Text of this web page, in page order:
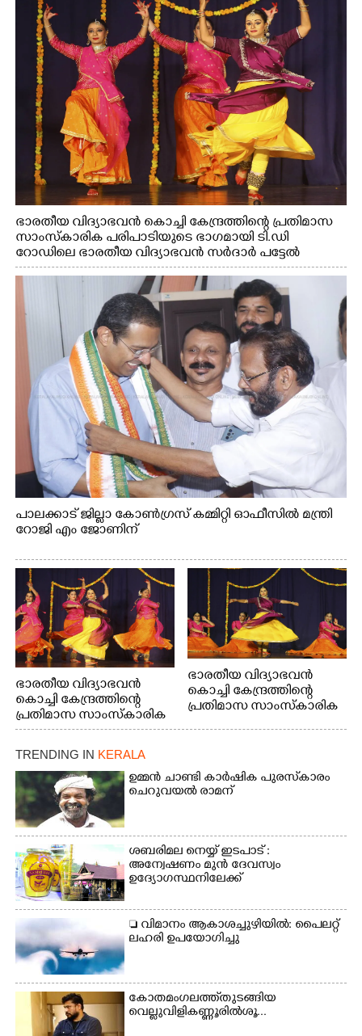
ഭാരതീയ വിദ്യാഭവൻ കൊച്ചി കേന്ദ്രത്തിന്റെ പ്രതിമാസ
സാംസ്കാരിക പരിപാടിയുടെ ഭാഗമായി ടി.ഡി
റോഡിലെ ഭാരതീയ വിദ്യാഭവൻ സർദാർ പട്ടേൽ
സഭാഗൃഹത്തിൽ എം. അക്ഷതയുടെ നേതൃത്വത്തിൽ
അവതരിപ്പിച്ച ലയ നമൻ കഥക് നൃത്തത്തിൽ നിന്ന്
പാലക്കാട് ജില്ലാ കോൺഗ്രസ് കമ്മിറ്റി ഓഫീസിൽ മന്ത്രി
റോജി എം ജോണിന്
ഭാരതീയ വിദ്യാഭവൻ
കൊച്ചി കേന്ദ്രത്തിന്റെ
പ്രതിമാസ സാംസ്കാരിക
പരിപാടിയുടെ ഭാഗമായി
ടി.ഡി റോഡിലെ ഭാരതീയ
വിദ്യാഭവൻ സർദാർ
പട്ടേൽ സഭാഗൃഹത്തിൽ
എം. അക്ഷതയുടെ
നേതൃത്വത്തിൽ
അവതരിപ്പിച്ച ലയ നമൻ
കഥക് നൃത്തത്തിൽ നിന്ന്
ഭാരതീയ വിദ്യാഭവൻ
കൊച്ചി കേന്ദ്രത്തിന്റെ
പ്രതിമാസ സാംസ്കാരിക
പട്ടേൽ സഭാഗൃഹത്തിൽ
എം. അക്ഷതയുടെ
നേതൃത്വത്തിൽ
TRENDING IN KERALA
ഉമ്മൻ ചാണ്ടി കാർഷിക പുരസ്‌കാരം
ചെറുവയൽ രാമന്
ശബരിമല നെയ്യ് ഇടപാട് :
അന്വേഷണം മുൻ ദേവസ്വം
ഉദ്യോഗസ്ഥനിലേക്ക്
 വിമാനം ആകാശച്ചുഴിയിൽ: പൈലറ്റ്
ലഹരി ഉപയോഗിച്ചു
കോതമംഗലത്ത് തുടങ്ങിയ
വെല്ലുവിളി കണ്ണൂരിൽ ശൂ...